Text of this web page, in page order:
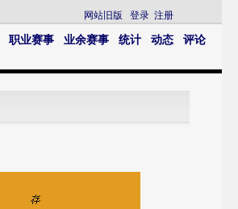
网站旧版 登录 注册
职业赛事 业余赛事 统计 动态
评论